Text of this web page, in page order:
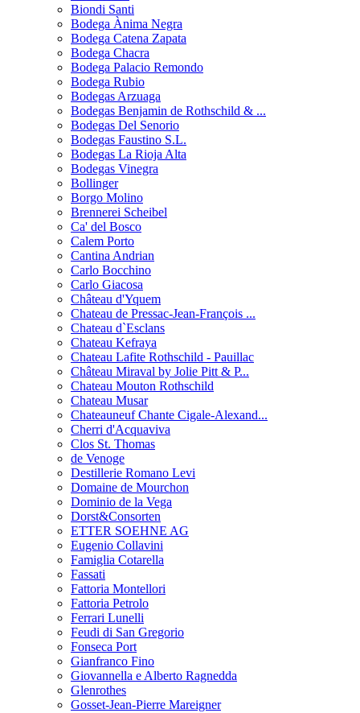
Biondi Santi
Bodega Ànima Negra
Bodega Catena Zapata
Bodega Chacra
Bodega Palacio Remondo
Bodega Rubio
Bodegas Arzuaga
Bodegas Benjamin de Rothschild & ...
Bodegas Del Senorio
Bodegas Faustino S.L.
Bodegas La Rioja Alta
Bodegas Vinegra
Bollinger
Borgo Molino
Brennerei Scheibel
Ca' del Bosco
Calem Porto
Cantina Andrian
Carlo Bocchino
Carlo Giacosa
Château d'Yquem
Chateau de Pressac-Jean-François ...
Chateau d`Esclans
Chateau Kefraya
Chateau Lafite Rothschild - Pauillac
Château Miraval by Jolie Pitt & P...
Chateau Mouton Rothschild
Chateau Musar
Chateauneuf Chante Cigale-Alexand...
Cherri d'Acquaviva
Clos St. Thomas
de Venoge
Destillerie Romano Levi
Domaine de Mourchon
Dominio de la Vega
Dorst&Consorten
ETTER SOEHNE AG
Eugenio Collavini
Famiglia Cotarella
Fassati
Fattoria Montellori
Fattoria Petrolo
Ferrari Lunelli
Feudi di San Gregorio
Fonseca Port
Gianfranco Fino
Giovannella e Alberto Ragnedda
Glenrothes
Gosset-Jean-Pierre Mareigner